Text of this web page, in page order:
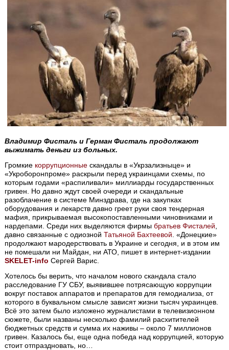
Владимир Фисталь и Герман Фисталь продолжают
выжимать деньги из больных.
Громкие коррупционные скандалы в «Укрзализныце» и
«Укроборонпроме» раскрыли перед украинцами схемы, по
которым годами «распиливали» миллиарды государственных
гривен. Но давно ждут своей очереди и скандальные
разоблачение в системе Минздрава, где на закупках
оборудования и лекарств давно греет руки своя тендерная
мафия, прикрываемая высокопоставленными чиновниками и
нардепами. Среди них выделяются фирмыбратьев Фисталей
давно связанные с одиознойТатьяной Бахтеевой . «Донецкие»
продолжают мародерствовать в Украине и сегодня, и в этом им
не помешали ни Майдан, ни АТО, пишет в интернет-издании
SKELET-info Сергей Варис.
Хотелось бы верить, что началом нового скандала стало
расследование ГУ СБУ, выявившее потрясающую коррупции
вокруг поставок аппаратов и препаратов для гемодиализа, от
которого в буквальном смысле зависят жизни тысяч украинцев.
Всё это затем было изложено журналистами в телевизионном
сюжете, были названы несколько фамилий расхитителей
бюджетных средств и сумма их наживы – около 7 миллионов
гривен. Казалось бы, еще одна победа над коррупцией, которую
стоит отпраздновать, но…